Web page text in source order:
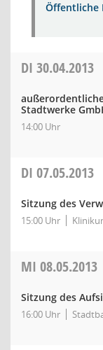
Öffentliche
DI 30.04.2013
Stadtwerke
14:00 Uhr
DI 07.05.2013
Sitzung des
15:00 Uhr
MI 08.05.2013
Sitzung des
16:00 Uhr